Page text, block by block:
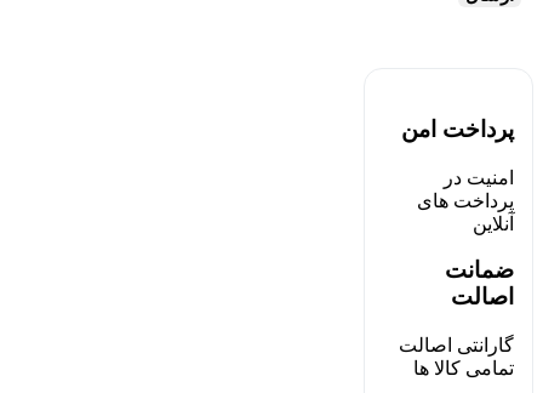
پرداخت امن
امنیت در
پرداخت های
آنلاین
ضمانت
اصالت
گارانتی اصالت
تمامی کالا ها